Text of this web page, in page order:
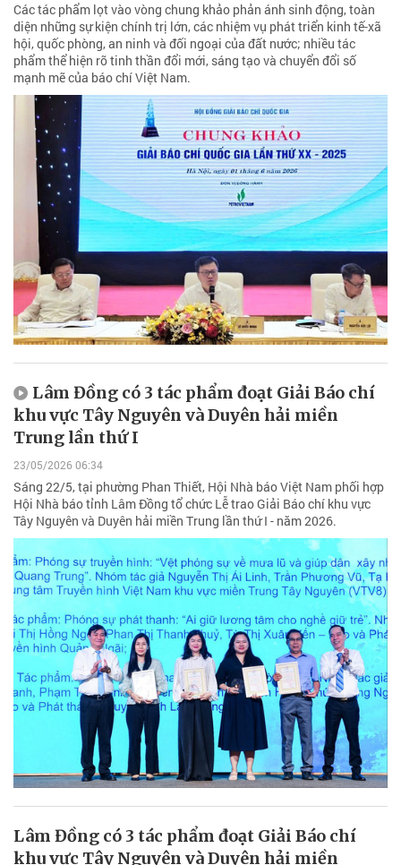
Các tác phẩm lọt vào vòng chung khảo phản ánh sinh động, toàn
diện những sự kiện chính trị lớn, các nhiệm vụ phát triển kinh tế-xã
hội, quốc phòng, an ninh và đối ngoại của đất nước; nhiều tác
phẩm thể hiện rõ tinh thần đổi mới, sáng tạo và chuyển đổi số
mạnh mẽ của báo chí Việt Nam.
Lâm Đồng có 3 tác phẩm đoạt Giải Báo chí
khu vực Tây Nguyên và Duyên hải miền
Trung lần thứ I
23/05/2026 06:34
Sáng 22/5, tại phường Phan Thiết, Hội Nhà báo Việt Nam phối hợp
Hội Nhà báo tỉnh Lâm Đồng tổ chức Lễ trao Giải Báo chí khu vực
Tây Nguyên và Duyên hải miền Trung lần thứ I - năm 2026.
Lâm Đồng có 3 tác phẩm đoạt Giải Báo chí
khu vực Tây Nguyên và Duyên hải miền